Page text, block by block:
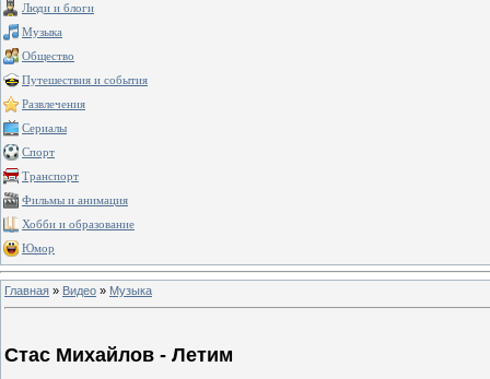
Люди и блоги
Музыка
Общество
Путешествия и события
Развлечения
Сериалы
Спорт
Транспорт
Фильмы и анимация
Хобби и образование
Юмор
Главная » Видео » Музыка
Стас Михайлов - Летим